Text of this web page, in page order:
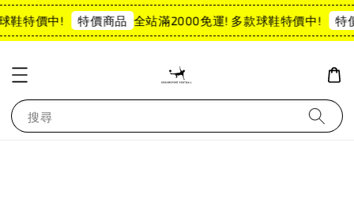
鞋特價中! 特價商品 全站滿2000免運! 多款球鞋特價中! 特
搜尋